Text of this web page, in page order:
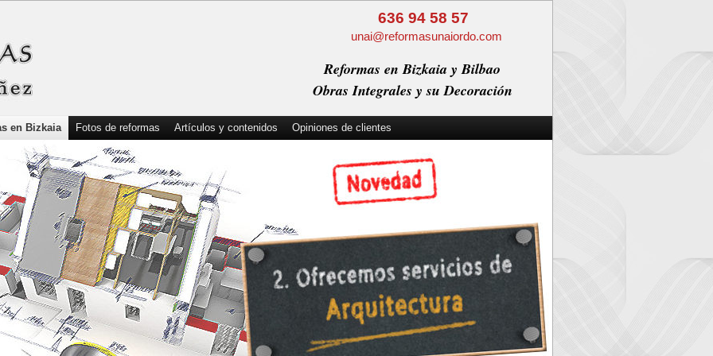
636 94 58 57
unai@reformasunaiordo.com
Reformas en Bizkaia y Bilbao
Obras Integrales y su Decoración
en Bizkaia Fotos de reformas Artículos y contenidos
Opiniones de clientes